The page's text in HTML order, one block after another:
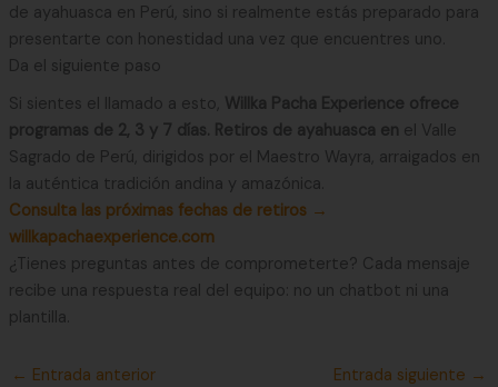
de ayahuasca en Perú, sino si realmente estás preparado para
presentarte con honestidad una vez que encuentres uno.
Da el siguiente paso
Si sientes el llamado a esto, Willka Pacha Experience ofrece
programas de 2, 3 y 7 días. Retiros de ayahuasca en el Valle
Sagrado de Perú, dirigidos por el Maestro Wayra, arraigados en
la auténtica tradición andina y amazónica.
Consulta las próximas fechas de retiros →
willkapachaexperience.com
¿Tienes preguntas antes de comprometerte? Cada mensaje
recibe una respuesta real del equipo: no un chatbot ni una
plantilla.
← Entrada anterior Entrada siguiente →